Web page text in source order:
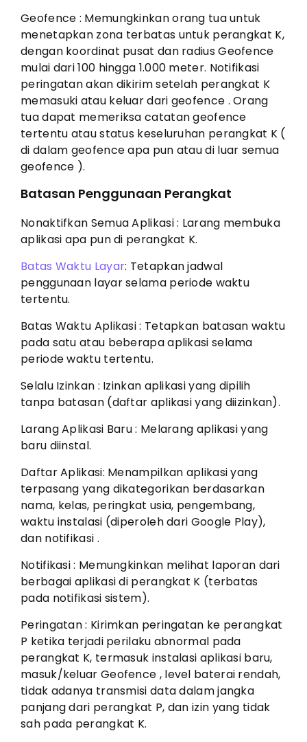
Geofence : Memungkinkan orang tua untuk
menetapkan zona terbatas untuk perangkat K,
dengan koordinat pusat dan radius Geofence
mulai dari 100 hingga 1.000 meter. Notifikasi
peringatan akan dikirim setelah perangkat K
memasuki atau keluar dari geofence . Orang
tua dapat memeriksa catatan geofence
tertentu atau status keseluruhan perangkat K (
di dalam geofence apa pun atau di luar semua
geofence ).
Batasan Penggunaan Perangkat
Nonaktifkan Semua Aplikasi : Larang membuka
aplikasi apa pun di perangkat K.
Batas Waktu Layar: Tetapkan jadwal
penggunaan layar selama periode waktu
tertentu.
Batas Waktu Aplikasi : Tetapkan batasan waktu
pada satu atau beberapa aplikasi selama
periode waktu tertentu.
Selalu Izinkan : Izinkan aplikasi yang dipilih
tanpa batasan (daftar aplikasi yang diizinkan).
Larang Aplikasi Baru : Melarang aplikasi yang
baru diinstal.
Daftar Aplikasi: Menampilkan aplikasi yang
terpasang yang dikategorikan berdasarkan
nama, kelas, peringkat usia, pengembang,
waktu instalasi (diperoleh dari Google Play),
dan notifikasi .
Notifikasi : Memungkinkan melihat laporan dari
berbagai aplikasi di perangkat K (terbatas
pada notifikasi sistem).
Peringatan : Kirimkan peringatan ke perangkat
P ketika terjadi perilaku abnormal pada
perangkat K, termasuk instalasi aplikasi baru,
masuk/keluar Geofence , level baterai rendah,
tidak adanya transmisi data dalam jangka
panjang dari perangkat P, dan izin yang tidak
sah pada perangkat K.